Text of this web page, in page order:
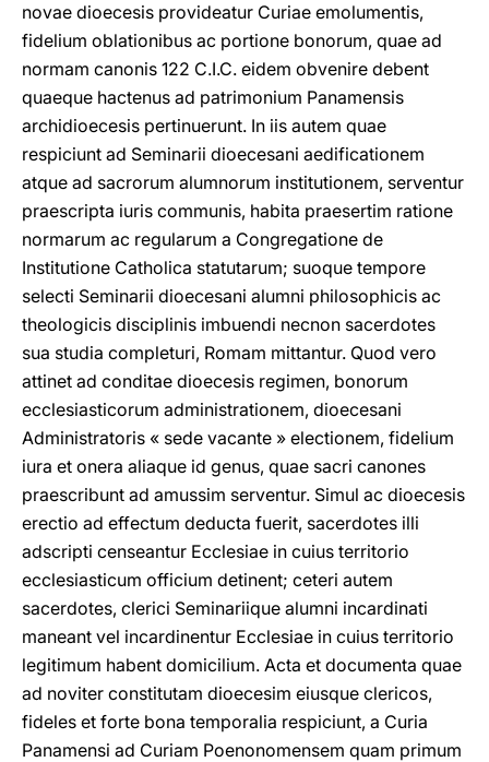
novae dioecesis provideatur Curiae emolumentis,
fidelium oblationibus ac portione bonorum, quae ad
normam canonis 122 C.I.C. eidem obvenire debent
quaeque hactenus ad patrimonium Panamensis
archidioecesis pertinuerunt. In iis autem quae
respiciunt ad Seminarii dioecesani aedificationem
atque ad sacrorum alumnorum institutionem, serventur
praescripta iuris communis, habita praesertim ratione
normarum ac regularum a Congregatione de
Institutione Catholica statutarum; suoque tempore
selecti Seminarii dioecesani alumni philosophicis ac
theologicis disciplinis imbuendi necnon sacerdotes
sua studia completuri, Romam mittantur. Quod vero
attinet ad conditae dioecesis regimen, bonorum
ecclesiasticorum administrationem, dioecesani
Administratoris « sede vacante » electionem, fidelium
iura et onera aliaque id genus, quae sacri canones
praescribunt ad amussim serventur. Simul ac dioecesis
erectio ad effectum deducta fuerit, sacerdotes illi
adscripti censeantur Ecclesiae in cuius territorio
ecclesiasticum officium detinent; ceteri autem
sacerdotes, clerici Seminariique alumni incardinati
maneant vel incardinentur Ecclesiae in cuius territorio
legitimum habent domicilium. Acta et documenta quae
ad noviter constitutam dioecesim eiusque clericos,
fideles et forte bona temporalia respiciunt, a Curia
Panamensi ad Curiam Poenonomensem quam primum